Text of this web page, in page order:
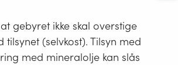
til oppvarming av bygninger og
gebyret ikke skal overstige
tilsynet (selvkost). Tilsyn med
med mineralolje kan slås